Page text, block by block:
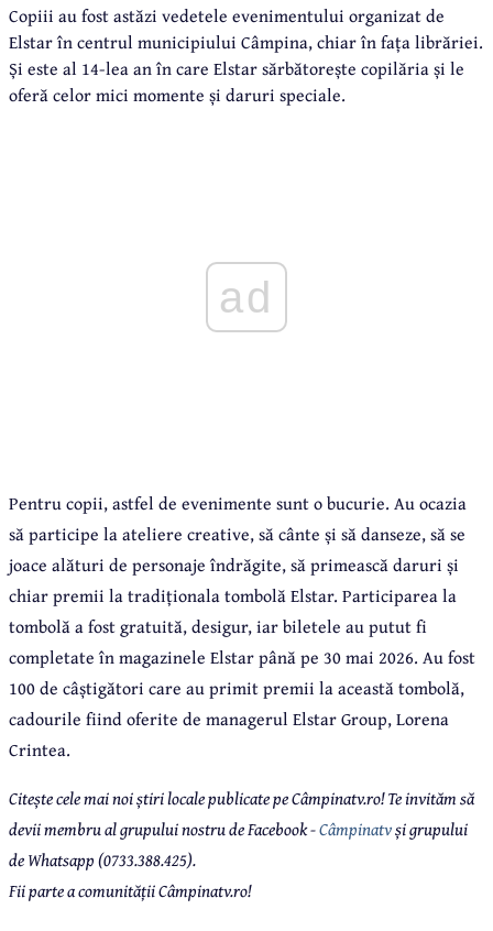
Copiii au fost astăzi vedetele evenimentului organizat de
Elstar în centrul municipiului Câmpina, chiar în fața librăriei.
Și este al 14-lea an în care Elstar sărbătorește copilăria și le
oferă celor mici momente și daruri speciale.
ad
Pentru copii, astfel de evenimente sunt o bucurie. Au ocazia
să participe la ateliere creative, să cânte și să danseze, să se
joace alături de personaje îndrăgite, să primească daruri și
chiar premii la tradiționala tombolă Elstar. Participarea la
tombolă a fost gratuită, desigur, iar biletele au putut fi
completate în magazinele Elstar până pe 30 mai 2026. Au fost
100 de câștigători care au primit premii la această tombolă,
cadourile fiind oferite de managerul Elstar Group, Lorena
Crintea.
Citește cele mai noi știri locale publicate pe Câmpinatv.ro! Te invităm să
devii membru al grupului nostru de Facebook -Câmpinatvși grupului
de Whatsapp (0733.388.425).
Fii parte a comunității Câmpinatv.ro!